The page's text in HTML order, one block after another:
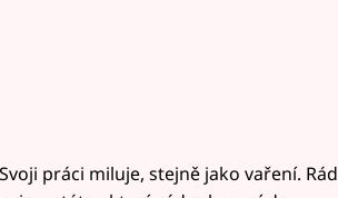
práci miluje, stejně jako vaření. Rád